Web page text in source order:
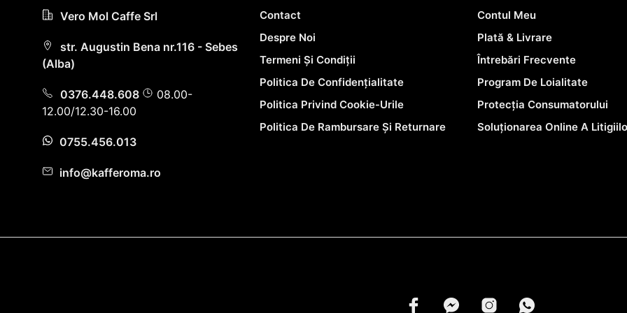
Vero Mol Caffe Srl
str. Augustin Bena nr.116 - Sebes
(Alba)
0376.448.608
08.00-
12.00/12.30-16.00
0755.456.013
info@kafferoma.ro
Contact
Despre Noi
Termeni Și Condiții
Politica De Confidențialitate
Politica Privind Cookie-Urile
Politica De Rambursare Și Returnare
Contul Meu
Plată & Livrare
Întrebări Frecvente
Program De Loialitate
Protecția Consumatorului
Soluționarea Online A